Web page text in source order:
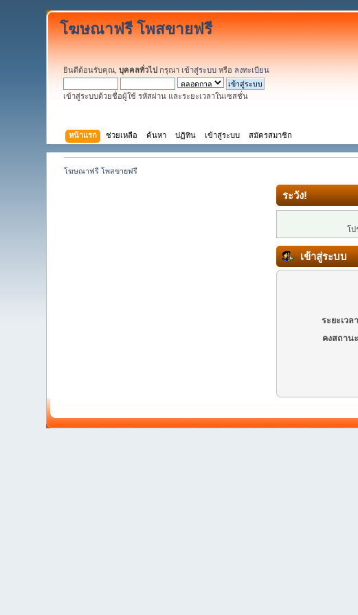
โฆษณาฟรี โพสขายฟรี
ยินดีต้อนรับคุณ,บุคคลทั่วไป กรุณา เข้าสู่ระบบ หรือ ลงทะเบียน
เข้าสู่ระบบด้วยชื่อผู้ใช้ รหัสผ่าน และระยะเวลาในเซสชั่น
หน้าแรก ช่วยเหลือ ค้นหา ปฏิทิน เข้าสู่ระบบ สมัครสมาชิก
โฆษณาฟรี โพสขายฟรี
ระวัง!
โป
เข้าสู่ระบบ
ระยะเว
คงสถาน